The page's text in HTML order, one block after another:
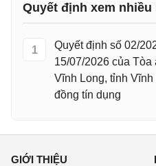
Quyết định xem nhiều
1
Quyết định số 02/
15/07/2026 của
Vĩnh Long, tỉnh
đồng tín dụng
GIỚI THIỆU